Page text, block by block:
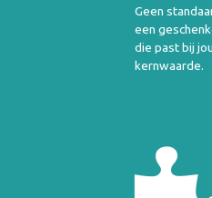
Geen
een
die past bij
kernwaarde.